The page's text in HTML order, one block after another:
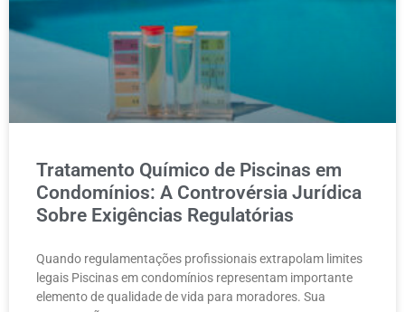
Tratamento Químico de Piscinas em
Condomínios: A Controvérsia Jurídica
Sobre Exigências Regulatórias
Quando regulamentações profissionais extrapolam limites
legais Piscinas em condomínios representam importante
elemento de qualidade de vida para moradores. Sua